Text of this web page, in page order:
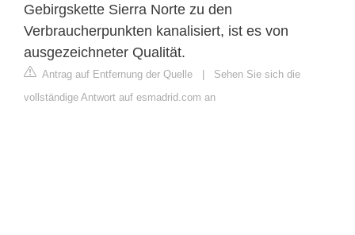
Gebirgskette Sierra Norte zu den
Verbraucherpunkten kanalisiert, ist es von
ausgezeichneter Qualität.
Antrag auf Entfernung der Quelle | Sehen Sie sich die
vollständige Antwort auf esmadrid.com an